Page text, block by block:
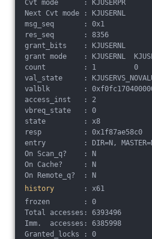
Cvt mode      : KJUSERPR
Next Cvt mode : KJUSERNL
msg_seq       : 0x1
res_seq       : 8356
grant_bits    : KJUSERNL
grant mode    : KJUSERNL
count         : 1         0
val_state     :
valblk        :
access_inst   : 2
vbreq_state   : 0
state         : x8
resp          : 0x1f87ae58c0
entry         : DIR=N,
On Scan_q?    : N
On Cache?     : N
On Remote_q?  : N
history : x61
frozen        : 0
Total accesses: 6393496
Imm.  accesses: 6385998
Granted_locks : 0